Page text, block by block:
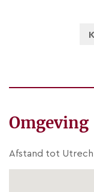
Omgeving
Afstand tot